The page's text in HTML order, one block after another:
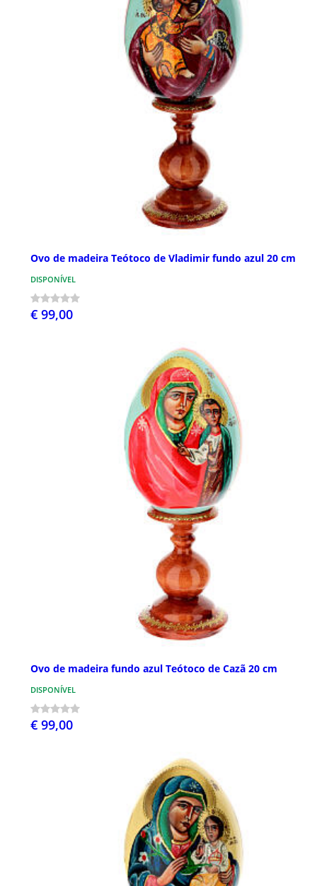
Ovo de madeira Teótoco de Vladimir fundo azul 20 cm
DISPONÍVEL
€ 99,00
Ovo de madeira fundo azul Teótoco de Cazã 20 cm
DISPONÍVEL
€ 99,00